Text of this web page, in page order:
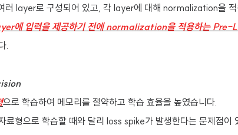
layer로 구성되어 있고, 각 layer에 대해 normalization을 적
에 입력을 제공하기 전에 normalization을 적용하는 Pre-
.
으로 학습하여 메모리를 절약하고 학습 효율을 높였습니다.
형으로 학습할 때와 달리 loss spike가 발생한다는 문제점이